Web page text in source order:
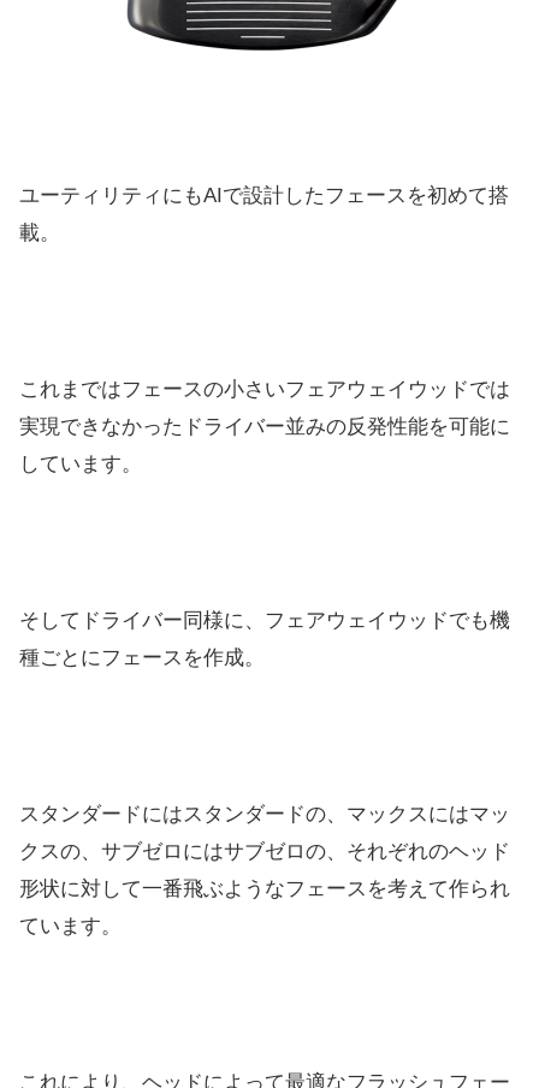
ユーティリティにもAIで設計したフェースを初めて搭
載。
これまではフェースの小さいフェアウェイウッドでは
実現できなかったドライバー並みの反発性能を可能に
しています。
そしてドライバー同様に、フェアウェイウッドでも機
種ごとにフェースを作成。
スタンダードにはスタンダードの、マックスにはマッ
クスの、サブゼロにはサブゼロの、それぞれのヘッド
形状に対して一番飛ぶようなフェースを考えて作られ
ています。
これにより、ヘッドによって最適なフラッシュフェー